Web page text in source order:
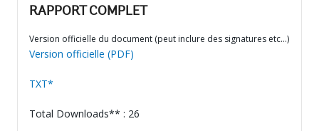
RAPPORT COMPLET
Version officielle du document (peut inclure des signatures etc…)
Version officielle (PDF)
TXT*
Total Downloads** : 26